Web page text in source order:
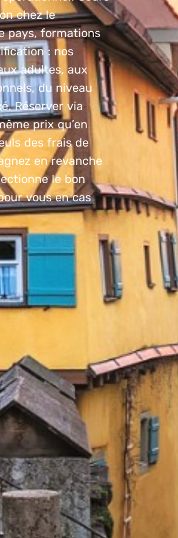
chez le
pays, formations
: nos
adultes, aux
du niveau
Réserver via
prix qu’en
des frais de
en revanche
le bon
vous en cas